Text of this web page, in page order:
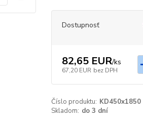
Dostupnosť
82,65 EUR/ks
67,20 EUR bez DPH
Číslo produktu: KD450x1850
Skladom: do 3 dní